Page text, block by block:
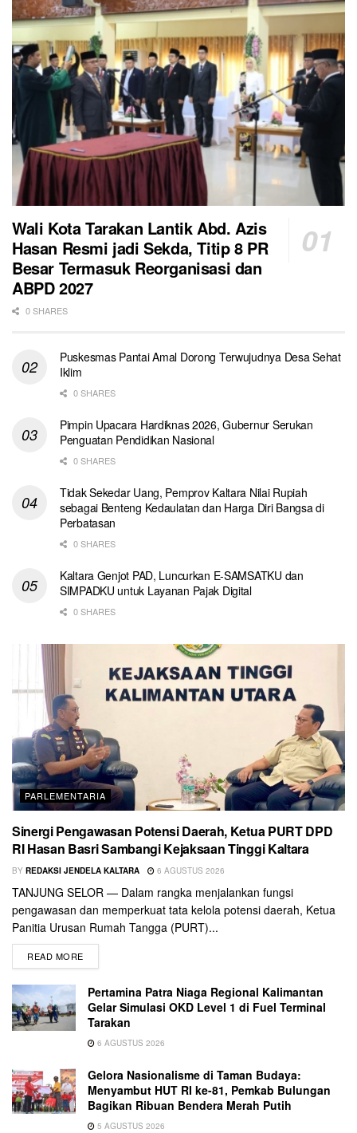
Wali Kota Tarakan Lantik Abd. Azis
Hasan Resmi jadi Sekda, Titip 8 PR
Besar Termasuk Reorganisasi dan
ABPD 2027
0 SHARES
Puskesmas Pantai Amal Dorong Terwujudnya Desa Sehat
Iklim
0 SHARES
Pimpin Upacara Hardiknas 2026, Gubernur Serukan
Penguatan Pendidikan Nasional
0 SHARES
Tidak Sekedar Uang, Pemprov Kaltara Nilai Rupiah
sebagai Benteng Kedaulatan dan Harga Diri Bangsa di
Perbatasan
0 SHARES
Kaltara Genjot PAD, Luncurkan E-SAMSATKU dan
SIMPADKU untuk Layanan Pajak Digital
0 SHARES
PARLEMENTARIA
Sinergi Pengawasan Potensi Daerah, Ketua PURT DPD
RI Hasan Basri Sambangi Kejaksaan Tinggi Kaltara
BY REDAKSI JENDELA KALTARA 6 AGUSTUS 2026
TANJUNG SELOR — Dalam rangka menjalankan fungsi
pengawasan dan memperkuat tata kelola potensi daerah, Ketua
Panitia Urusan Rumah Tangga (PURT)...
READ MORE
Pertamina Patra Niaga Regional Kalimantan
Gelar Simulasi OKD Level 1 di Fuel Terminal
Tarakan
6 AGUSTUS 2026
Gelora Nasionalisme di Taman Budaya:
Menyambut HUT RI ke-81, Pemkab Bulungan
Bagikan Ribuan Bendera Merah Putih
5 AGUSTUS 2026